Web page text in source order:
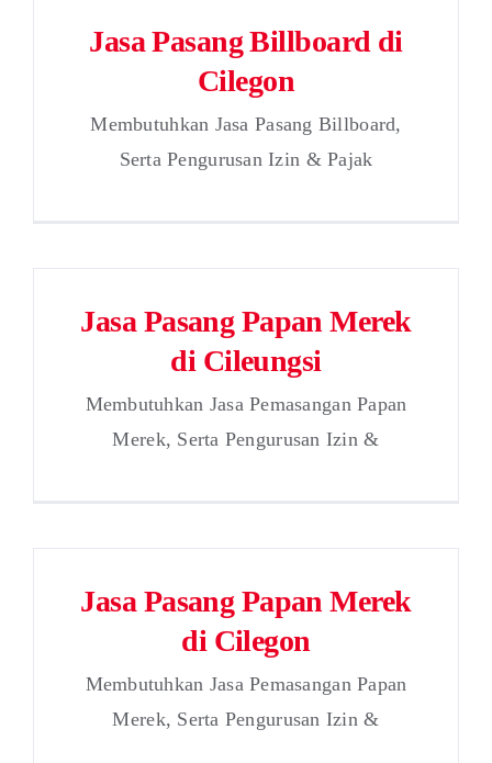
Jasa Pasang Billboard di
Cilegon
Membutuhkan Jasa Pasang Billboard,
Serta Pengurusan Izin & Pajak
Jasa Pasang Papan Merek
di Cileungsi
Membutuhkan Jasa Pemasangan Papan
Merek, Serta Pengurusan Izin &
Jasa Pasang Papan Merek
di Cilegon
Membutuhkan Jasa Pemasangan Papan
Merek, Serta Pengurusan Izin &